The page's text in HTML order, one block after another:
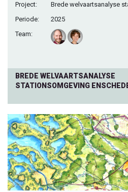
Project:
Brede welvaartsanalyse
Periode:
2025
Team:
BREDE WELVAARTSANALYSE
STATIONSOMGEVING